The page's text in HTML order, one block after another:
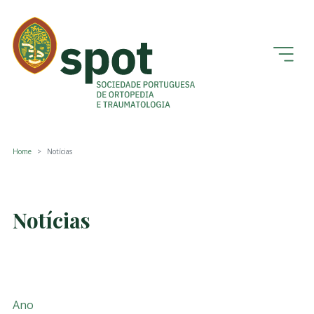
Home Notícias
Notícias
Ano